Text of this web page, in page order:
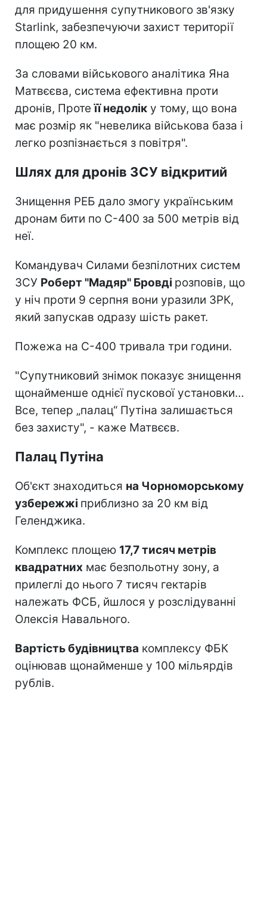
для придушення супутникового зв'язку
Starlink, забезпечуючи захист території
площею 20 км.
За словами військового аналітика Яна
Матвєєва, система ефективна проти
дронів, Протеїї недолік у тому, що вона
має розмір як "невелика військова база і
легко розпізнається з повітря".
Шлях для дронів ЗСУ відкритий
Знищення РЕБ дало змогу українським
дронам бити по С-400 за 500 метрів від
неї.
Командувач Силами безпілотних систем
ЗСУ Роберт "Мадяр" Бровді розповів, що
у ніч проти 9 серпня вони уразили ЗРК,
який запускав одразу шість ракет.
Пожежа на С-400 тривала три години.
"Супутниковий знімок показує знищення
щонайменше однієї пускової установки…
Все, тепер „палац“ Путіна залишається
без захисту", - каже Матвєєв.
Палац Путіна
Об'єкт знаходиться на Чорноморському
узбережжі приблизно за 20 км від
Геленджика.
Комплекс площею 17,7 тисяч метрів
квадратних має безпольотну зону, а
прилеглі до нього 7 тисяч гектарів
належать ФСБ, йшлося у розслідуванні
Олексія Навального.
Вартість будівництва комплексу ФБК
оцінював щонайменше у 100 мільярдів
рублів.